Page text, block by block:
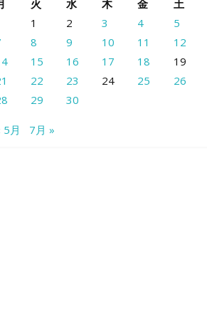
火 水 木 金 土
1
2 3 4 5
8 9 10 11 12
15 16 17 18 19
22 23 24 25 26
29 30
5月 7月 »